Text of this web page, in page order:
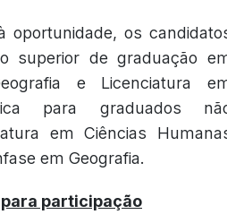
oportunidade, os
superior de graduação
e Licenciatura
para graduados
em Ciências
em Geografia.
participação